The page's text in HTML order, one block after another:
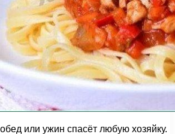
или ужин спасёт любую хозяйку.